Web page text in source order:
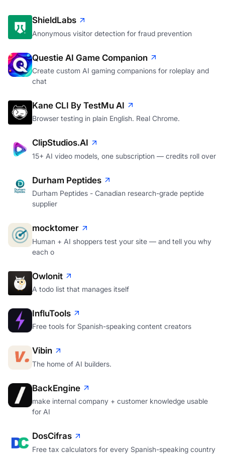
ShieldLabs
Anonymous visitor detection for fraud prevention
Questie AI Game Companion
Create custom AI gaming companions for roleplay and
chat
Kane CLI By TestMu AI
Browser testing in plain English. Real Chrome.
ClipStudios.AI
15+ AI video models, one subscription — credits roll over
Durham Peptides
Durham Peptides - Canadian research-grade peptide
supplier
mocktomer
Human + AI shoppers test your site — and tell you why
each o
Owlonit
A todo list that manages itself
InfluTools
Free tools for Spanish-speaking content creators
Vibin
The home of AI builders.
BackEngine
make internal company + customer knowledge usable
for AI
DosCifras
Free tax calculators for every Spanish-speaking country